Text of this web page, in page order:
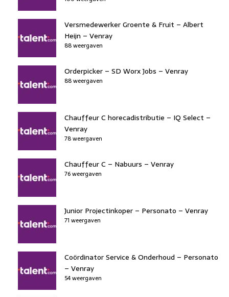
Versmedewerker Groente & Fruit – Albert
Heijn – Venray
88 weergaven
Orderpicker – SD Worx Jobs – Venray
88 weergaven
Chauffeur C horecadistributie – IQ Select –
Venray
78 weergaven
Chauffeur C – Nabuurs – Venray
76 weergaven
Junior Projectinkoper – Personato – Venray
71 weergaven
Coördinator Service & Onderhoud – Personato
– Venray
54 weergaven